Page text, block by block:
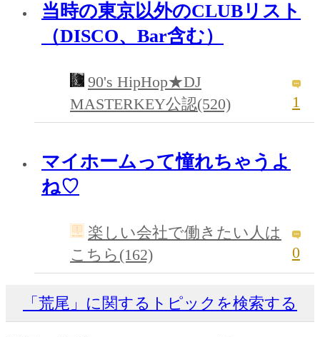
当時の東京以外のCLUBリスト
（DISCO、Bar含む）
90's HipHop★DJ
MASTERKEY公認(520)
1
マイホームって憧れちゃうよ
ね♡
楽しい会社で働きたい人は
こちら(162)
0
「荒尾」に関するトピックを検索する